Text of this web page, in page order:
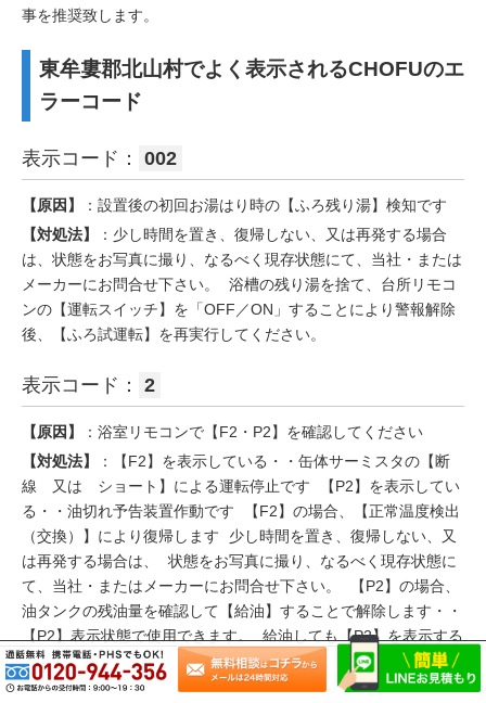
事を推奨致します。
東牟婁郡北山村でよく表示されるCHOFUのエ
ラーコード
表示コード： 002
【原因】
：設置後の初回お湯はり時の【ふろ残り湯】検知です
【対処法】
：少し時間を置き、復帰しない、又は再発する場合
は、状態をお写真に撮り、なるべく現存状態にて、当社・または
メーカーにお問合せ下さい。 浴槽の残り湯を捨て、台所リモコ
ンの【運転スイッチ】を「OFF／ON」することにより警報解除
後、【ふろ試運転】を再実行してください。
表示コード： 2
【原因】
：浴室リモコンで【F2・P2】を確認してください
【対処法】
：【F2】を表示している・・缶体サーミスタの【断
線 又は ショート】による運転停止です 【P2】を表示してい
る・・油切れ予告装置作動です 【F2】の場合、【正常温度検出
（交換）】により復帰します 少し時間を置き、復帰しない、又
は再発する場合は、 状態をお写真に撮り、なるべく現存状態に
て、当社・またはメーカーにお問合せ下さい。 【P2】の場合、
油タンクの残油量を確認して【給油】することで解除します・・
【P2】表示状態で使用できます。 給油しても【P2】を表示する
場合はなるべく現存状態にて、当社・またはメーカーにお問合せ
下さい。